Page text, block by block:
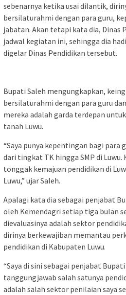
sebenarnya ketika usai dilantik,
bersilaturahmi dengan para guru,
jabatan. Akan tetapi kata dia, Dinas
jadwal kegiatan ini, sehingga dia
digelar Dinas Pendidikan tersebut.
Bupati Saleh mengungkapkan,
bersilaturahmi dengan para guru
mereka adalah garda terdepan
tanah Luwu.
“Saya punya kepentingan bagi para
dari tingkat TK hingga SMP di Luwu.
tonggak kemajuan pendidikan di
Luwu,” ujar Saleh.
Apalagi kata dia sebagai penjabat
oleh Kemendagri setiap tiga bulan
dievaluasinya adalah sektor
dirinya berkewajiban memantau
pendidikan di Kabupaten Luwu.
“Saya di sini sebagai penjabat
tanggungjawab salah satunya
adalah salah sektor penilaian saya